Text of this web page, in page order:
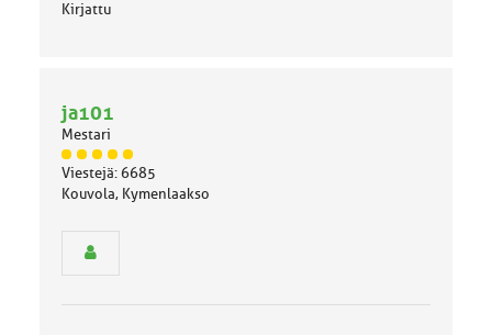
Kirjattu
ja101
Mestari
J
ä
s
Viestejä: 6685
Kouvola, Kymenlaakso